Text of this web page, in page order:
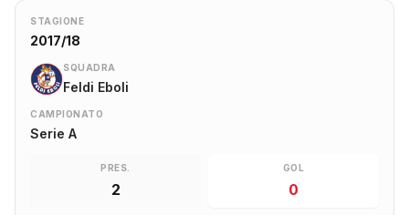
STAGIONE
2017/18
SQUADRA
Feldi Eboli
CAMPIONATO
Serie A
PRES.
2
GOL
0